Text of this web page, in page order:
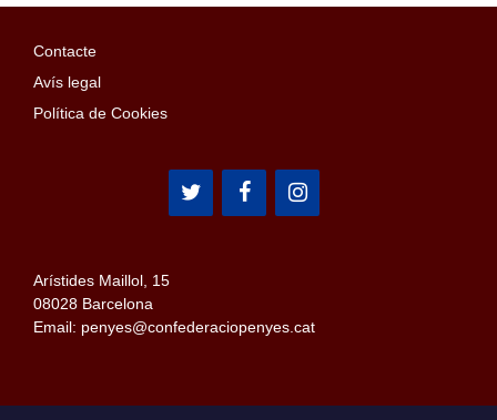
Contacte
Avís legal
Política de Cookies
Arístides Maillol, 15
08028 Barcelona
Email: penyes@confederaciopenyes.cat